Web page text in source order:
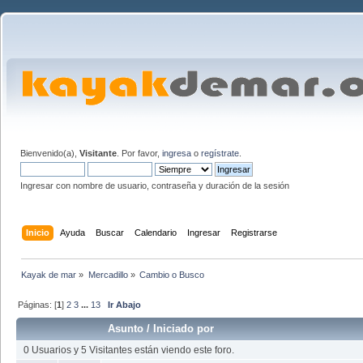
Bienvenido(a), Visitante . Por favor, ingresa o regístrate
Ingresar con nombre de usuario, contraseña y duración de la sesión
Inicio Ayuda Buscar Calendario Ingresar Registrarse
Kayak de mar » Mercadillo» Cambio o Busco
Páginas: [1]2 3 ... 13 Ir Abajo
Asunto /Iniciado por
0 Usuarios y 5 Visitantes están viendo este foro.